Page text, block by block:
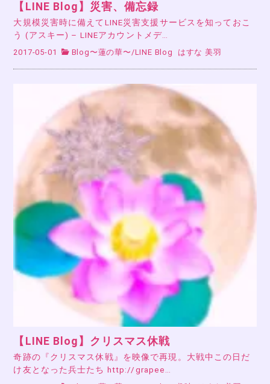
【LINE Blog】災害、備忘録
大規模災害時に備えてLINE災害支援サービスを知っておこ
う (アスキー) – LINEアカウントメデ…
2017-05-01 Blog〜蓮の華〜 /LINE Blog はすな 美羽
【LINE Blog】クリスマス休戦
奇跡の『クリスマス休戦』を映像で再現。大戦中この日だ
け友となった兵士たち http://grapee…